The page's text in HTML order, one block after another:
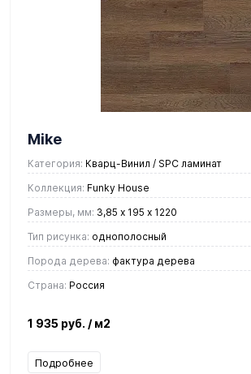
Mike
Категория: Кварц-Винил / SPC ламинат
Коллекция: Funky House
Размеры, мм: 3,85 х 195 х 1220
Тип рисунка: однополосный
Порода дерева: фактура дерева
Страна: Россия
1 935 руб. / м2
Подробнее